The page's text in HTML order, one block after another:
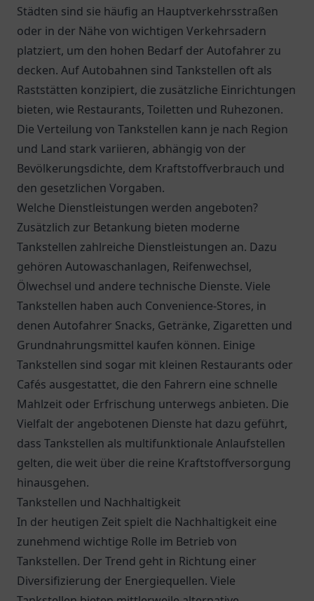
Städten sind sie häufig an Hauptverkehrsstraßen
oder in der Nähe von wichtigen Verkehrsadern
platziert, um den hohen Bedarf der Autofahrer zu
decken. Auf Autobahnen sind Tankstellen oft als
Raststätten konzipiert, die zusätzliche Einrichtungen
bieten, wie Restaurants, Toiletten und Ruhezonen.
Die Verteilung von Tankstellen kann je nach Region
und Land stark variieren, abhängig von der
Bevölkerungsdichte, dem Kraftstoffverbrauch und
den gesetzlichen Vorgaben.
Welche Dienstleistungen werden angeboten?
Zusätzlich zur Betankung bieten moderne
Tankstellen zahlreiche Dienstleistungen an. Dazu
gehören Autowaschanlagen, Reifenwechsel,
Ölwechsel und andere technische Dienste. Viele
Tankstellen haben auch Convenience-Stores, in
denen Autofahrer Snacks, Getränke, Zigaretten und
Grundnahrungsmittel kaufen können. Einige
Tankstellen sind sogar mit kleinen Restaurants oder
Cafés ausgestattet, die den Fahrern eine schnelle
Mahlzeit oder Erfrischung unterwegs anbieten. Die
Vielfalt der angebotenen Dienste hat dazu geführt,
dass Tankstellen als multifunktionale Anlaufstellen
gelten, die weit über die reine Kraftstoffversorgung
hinausgehen.
Tankstellen und Nachhaltigkeit
In der heutigen Zeit spielt die Nachhaltigkeit eine
zunehmend wichtige Rolle im Betrieb von
Tankstellen. Der Trend geht in Richtung einer
Diversifizierung der Energiequellen. Viele